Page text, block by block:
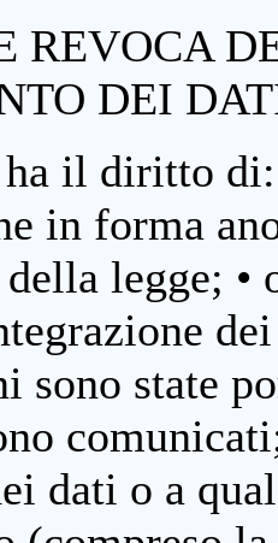
REVOCA
DEI
ha il diritto
in forma
legge; •
sono state
dati o a